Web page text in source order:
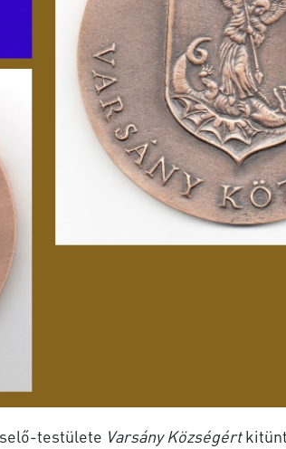
testülete Varsány Községért